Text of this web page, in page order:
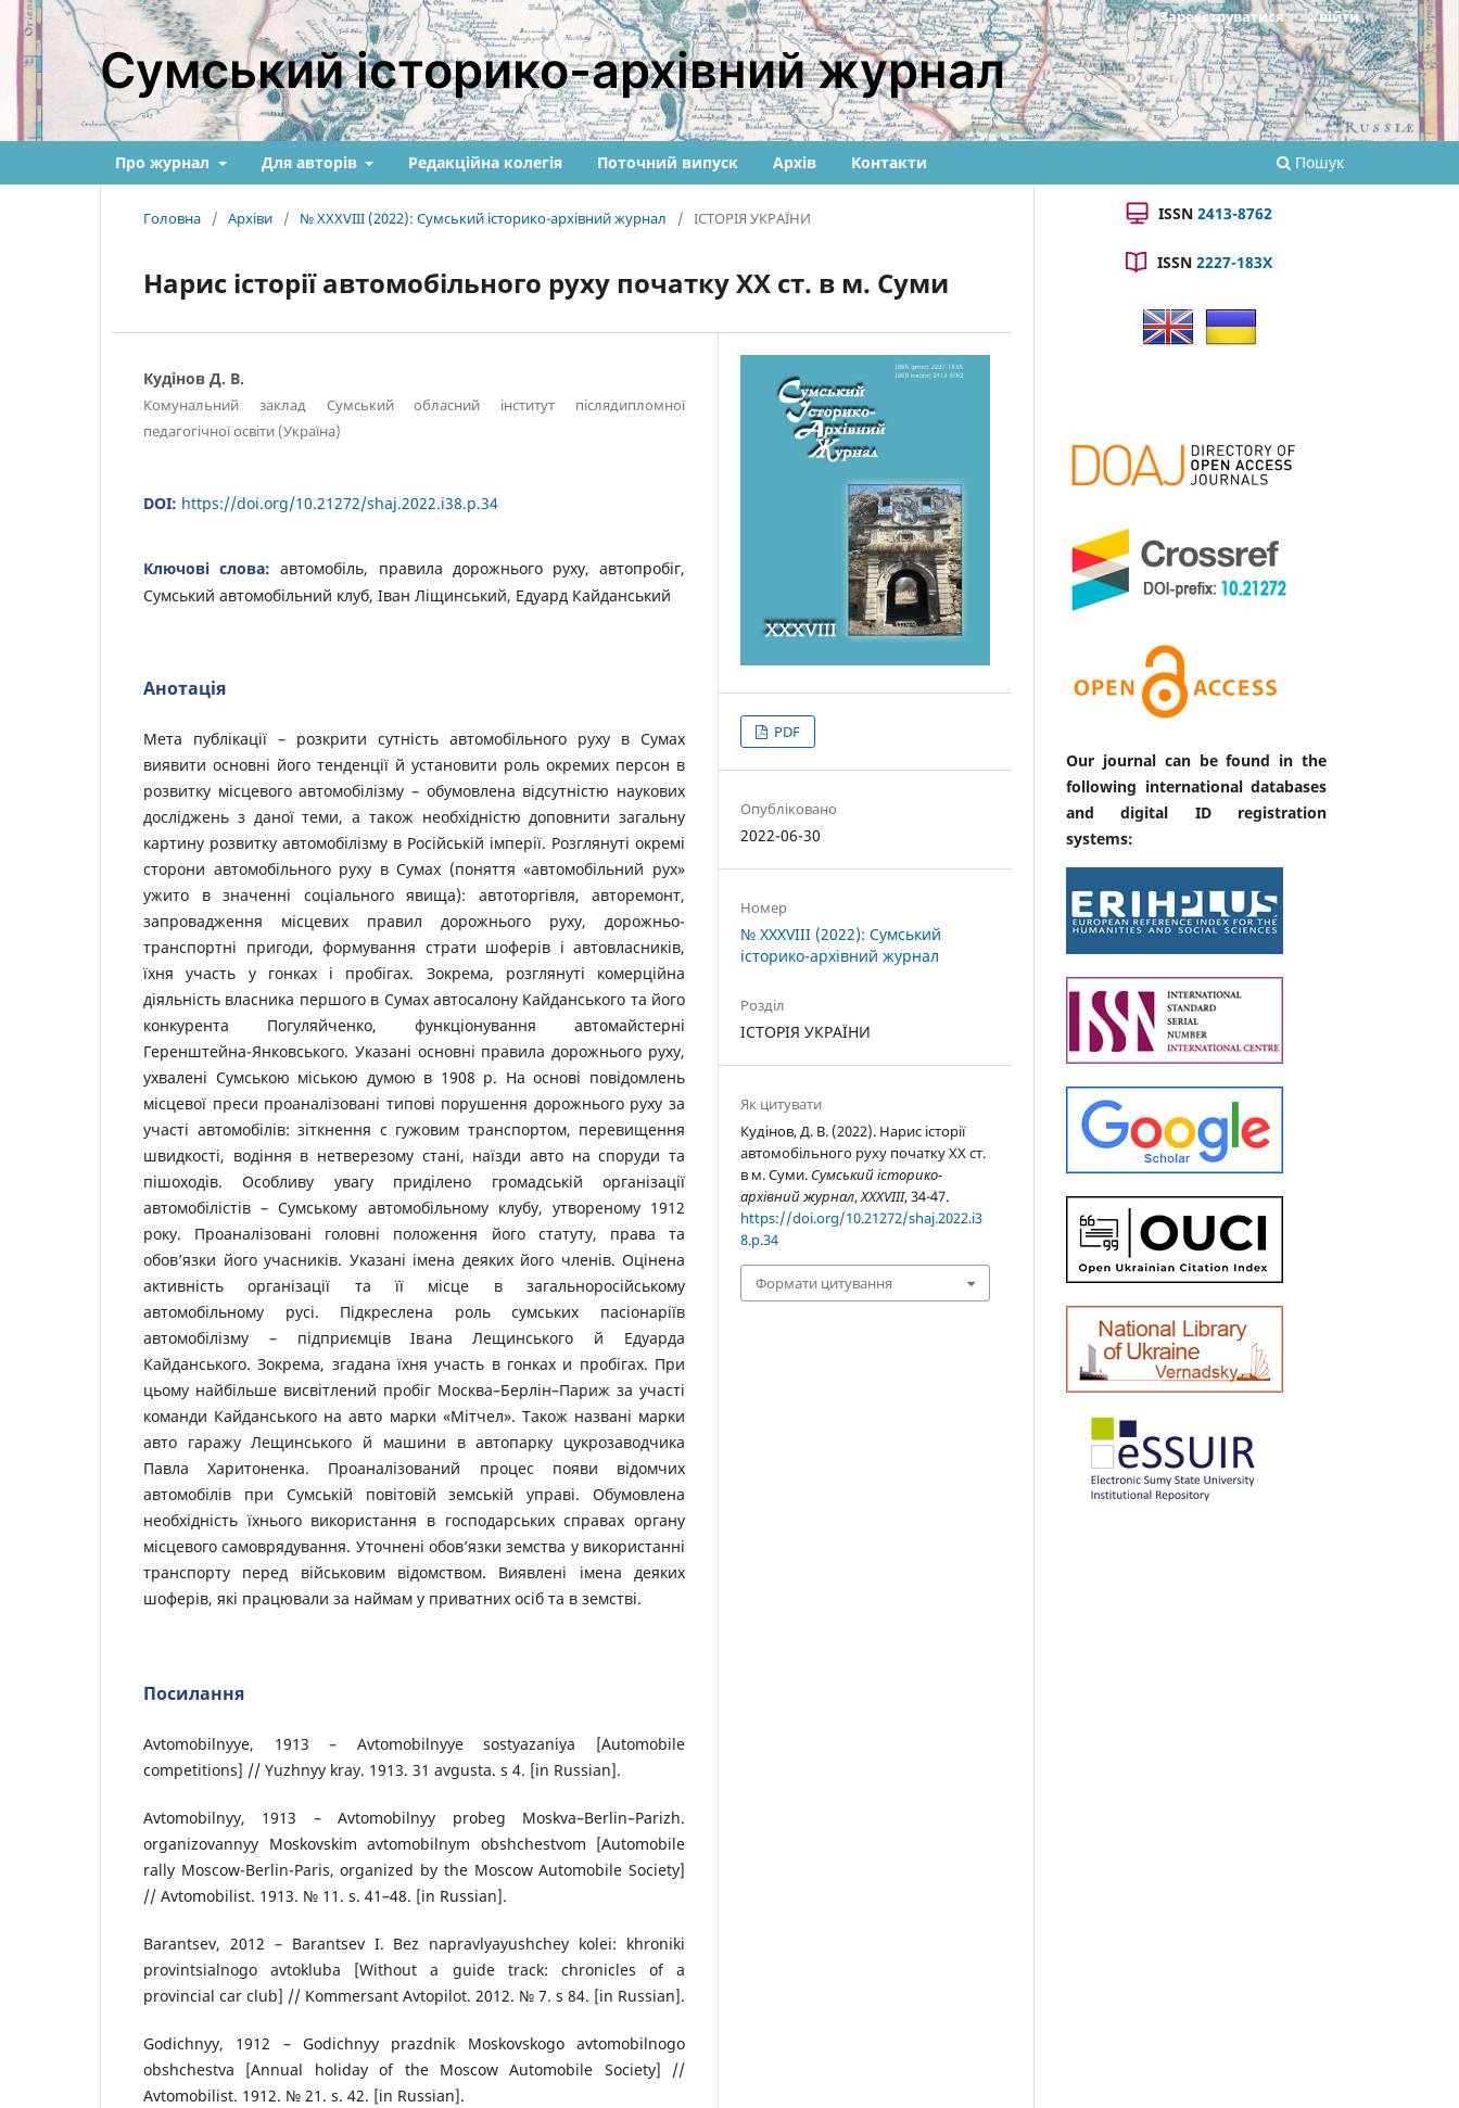
Сумський історико-архівний журнал
Про журнал Для авторів Редакційна колегія Поточний випуск Архів Контакти Пошук
Зареєструватися Увійти
Головна / Архіви / № XXXVIII (2022): Сумський історико-архівний журнал / ІСТОРІЯ УКРАЇНИ
Нарис історії автомобільного руху початку ХХ ст. в м. Суми
Кудінов Д. В.
Комунальний заклад Сумський обласний інститут післядипломної
педагогічної освіти (Україна)
DOI: https://doi.org/10.21272/shaj.2022.i38.p.34
Ключові слова:автомобіль, правила дорожнього руху, автопробіг,
Сумський автомобільний клуб, Іван Ліщинський, Едуард Кайданський
Анотація
Мета публікації – розкрити сутність автомобільного руху в Сумах
виявити основні його тенденції й установити роль окремих персон в
розвитку місцевого автомобілізму – обумовлена відсутністю наукових
досліджень з даної теми, а також необхідністю доповнити загальну
картину розвитку автомобілізму в Російській імперії. Розглянуті окремі
сторони автомобільного руху в Сумах (поняття «автомобільний рух»
ужито в значенні соціального явища): автоторгівля, авторемонт,
запровадження місцевих правил дорожнього руху, дорожньо-
транспортні пригоди, формування страти шоферів і автовласників,
їхня участь у гонках і пробігах. Зокрема, розглянуті комерційна
діяльність власника першого в Сумах автосалону Кайданського та його
конкурента Погуляйченко, функціонування автомайстерні
Геренштейна-Янковського. Указані основні правила дорожнього руху,
ухвалені Сумською міською думою в 1908 р. На основі повідомлень
місцевої преси проаналізовані типові порушення дорожнього руху за
участі автомобілів: зіткнення с гужовим транспортом, перевищення
швидкості, водіння в нетверезому стані, наїзди авто на споруди та
пішоходів. Особливу увагу приділено громадській організації
автомобілістів – Сумському автомобільному клубу, утвореному 1912
року. Проаналізовані головні положення його статуту, права та
обов’язки його учасників. Указані імена деяких його членів. Оцінена
активність організації та її місце в загальноросійському
автомобільному русі. Підкреслена роль сумських пасіонаріїв
автомобілізму – підприємців Івана Лещинського й Едуарда
Кайданського. Зокрема, згадана їхня участь в гонках и пробігах. При
цьому найбільше висвітлений пробіг Москва–Берлін–Париж за участі
команди Кайданського на авто марки «Мітчел». Також названі марки
авто гаражу Лещинського й машини в автопарку цукрозаводчика
Павла Харитоненка. Проаналізований процес появи відомчих
автомобілів при Сумській повітовій земській управі. Обумовлена
необхідність їхнього використання в господарських справах органу
місцевого самоврядування. Уточнені обов’язки земства у використанні
транспорту перед військовим відомством. Виявлені імена деяких
шоферів, які працювали за наймам у приватних осіб та в земстві.
Посилання
Avtomobilnyye, 1913 – Avtomobilnyye sostyazaniya [Automobile
competitions] // Yuzhnyy kray. 1913. 31 avgusta. s 4. [in Russian].
Avtomobilnyy, 1913 – Avtomobilnyy probeg Moskva–Berlin–Parizh.
organizovannyy Moskovskim avtomobilnym obshchestvom [Automobile
rally Moscow-Berlin-Paris, organized by the Moscow Automobile Society]
// Avtomobilist. 1913. № 11. s. 41–48. [in Russian].
Barantsev, 2012 – Barantsev I. Bez napravlyayushchey kolei: khroniki
provintsialnogo avtokluba [Without a guide track: chronicles of a
provincial car club] // Kommersant Avtopilot. 2012. № 7. s 84. [in Russian].
Godichnyy, 1912 – Godichnyy prazdnik Moskovskogo avtomobilnogo
obshchestva [Annual holiday of the Moscow Automobile Society] //
Avtomobilist. 1912. № 21. s. 42. [in Russian].
PDF
Опубліковано
2022-06-30
Номер
№ XXXVIII (2022): Сумський
історико-архівний журнал
Розділ
ІСТОРІЯ УКРАЇНИ
Як цитувати
Кудінов, Д. В. (2022). Нарис історії
автомобільного руху початку ХХ ст.
в м. Суми. Сумський історико-
архівний журнал,XXXVIII, 34-47.
https://doi.org/10.21272/shaj.2022.i3
8.p.34
Формати цитування
ISSN 2413-8762
ISSN 2227-183X
Our journal can be found in the
following international databases
and digital ID registration
systems: